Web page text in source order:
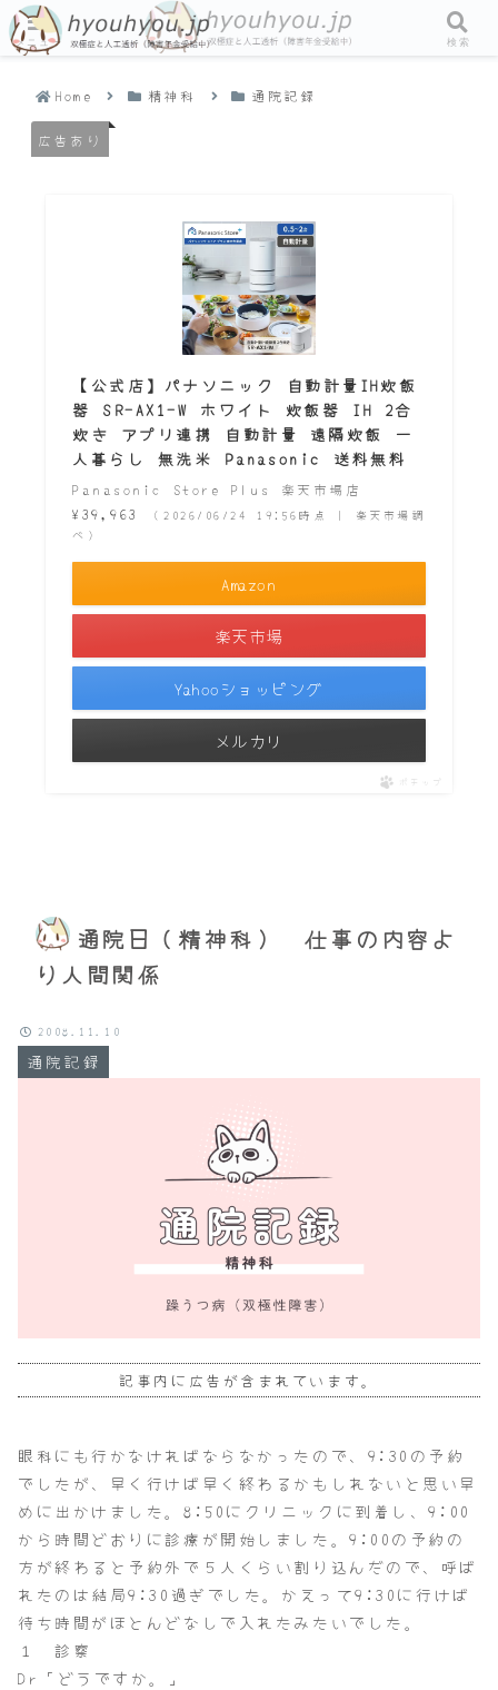
Home 精神科 通院記録
広告あり
通院日（精神科） 仕事の内容よ
り人間関係
通院記録
2008.11.10
記事内に広告が含まれています。
【公式店】パナソニック 自動計量IH炊飯
器 SR-AX1-W ホワイト 炊飯器 IH 2合
炊き アプリ連携 自動計量 遠隔炊飯 一
人暮らし 無洗米 Panasonic 送料無料
Panasonic Store Plus 楽天市場店
¥39,963
（2026/06/24 19:56時点 | 楽天市場調
べ）
Amazon
楽天市場
Yahooショッピング
メルカリ
ポチップ
眼科にも行かなければならなかったので、9:30の予約
でしたが、早く行けば早く終わるかもしれないと思い早
めに出かけました。8:50にクリニックに到着し、9:00
から時間どおりに診療が開始しました。9:00の予約の
方が終わると予約外で５人くらい割り込んだので、呼ば
れたのは結局9:30過ぎでした。かえって9:30に行けば
待ち時間がほとんどなしで入れたみたいでした。
１ 診察
Dr「どうですか。」
メニュー 検索